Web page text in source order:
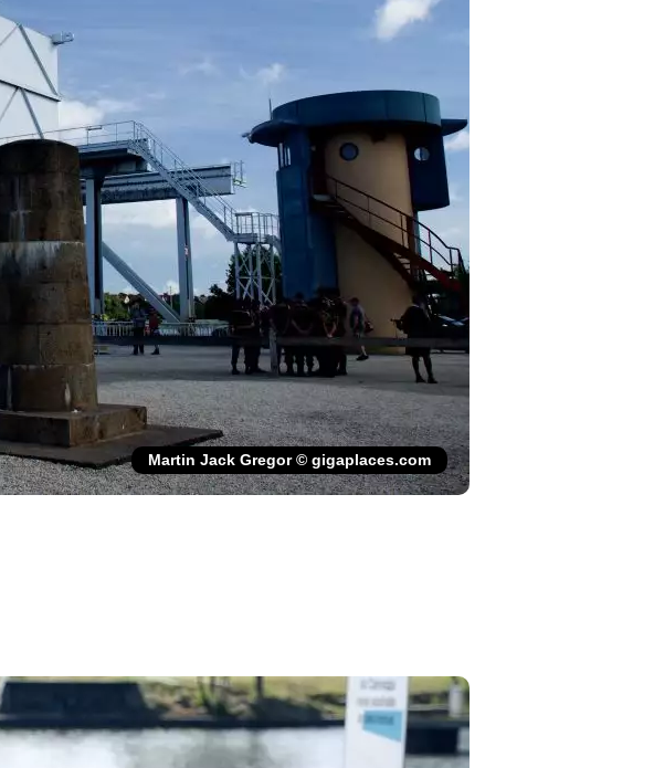
Martin Jack Gregor © gigaplaces.com